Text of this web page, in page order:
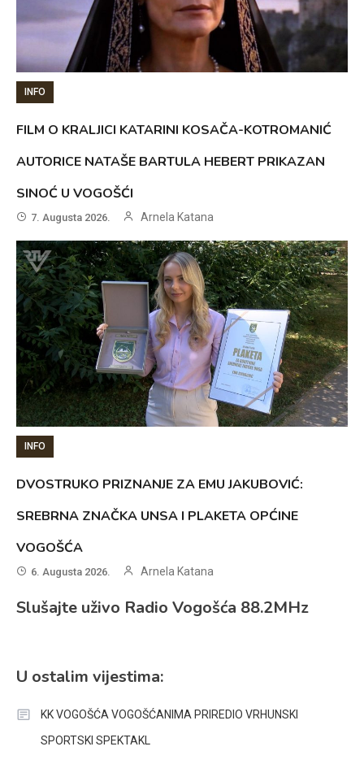
INFO
FILM O KRALJICI KATARINI KOSAČA-KOTROMANIĆ
AUTORICE NATAŠE BARTULA HEBERT PRIKAZAN
SINOĆ U VOGOŠĆI
7. Augusta 2026. Arnela Katana
INFO
DVOSTRUKO PRIZNANJE ZA EMU JAKUBOVIĆ:
SREBRNA ZNAČKA UNSA I PLAKETA OPĆINE
VOGOŠĆA
6. Augusta 2026. Arnela Katana
Slušajte uživo Radio Vogošća 88.2MHz
U ostalim vijestima:
KK VOGOŠĆA VOGOŠĆANIMA PRIREDIO VRHUNSKI
SPORTSKI SPEKTAKL